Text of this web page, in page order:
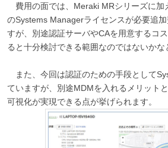
費用の面では、Meraki MRシリーズに加
のSystems Managerライセンスが必要追
すが、別途認証サーバやCAを用意するコ
ると十分検討できる範囲なのではないかな
また、今回は認証のための手段として
ていますが、別途MDMを入れるメリット
可視化が実現できる点が挙げられます。